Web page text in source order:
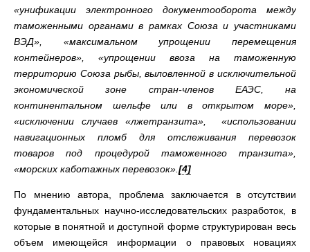
«унификации электронного документооборота между
таможенными органами в рамках Союза и участниками
ВЭД», «максимальном упрощении перемещения
контейнеров», «упрощении ввоза на таможенную
территорию Союза рыбы, выловленной в исключительной
экономической зоне стран-членов ЕАЭС, на
континентальном шельфе или в открытом море»,
«исключении случаев «лжетранзита», «использовании
навигационных пломб для отслеживания перевозок
товаров под процедурой таможенного транзита»,
«морских каботажных перевозок». [4]
По мнению автора, проблема заключается в отсутствии
фундаментальных научно-исследовательских разработок, в
которые в понятной и доступной форме структурирован весь
объем имеющейся информации о правовых новациях